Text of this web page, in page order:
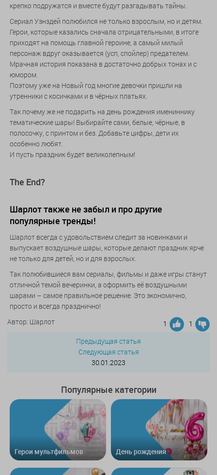
крепко подружатся и вместе будут разгадывать тайны.
Сериал Уэнздей полюбился не только взрослым, но и детям.
Герои, которые казались сначала отрицательными, в итоге
приходят на помощь главной героине, а самый милый
персонаж вдруг оказывается (усп, спойлер) предателем.
Мрачная история показана в достаточно добрых тонах и с
юмором.
Поэтому уже на Новый год многие девочки пришли на
утренники с косичками и в чёрных платьях.
Так почему же не подарить на день рождения имениннику
тематические шары! Выбирайте сами, белые, чёрные, в
полосочку, с принтом и без. Добавьте цифры, дети их
особенно любят.
И пусть праздник будет великолепным!
The End?
Шарлот также не забыл и про другие
популярные тренды!
Шарлот всегда с удовольствием следит за новинками и
выпускает воздушные шары, которые делают праздник ярче
не только для детей, но и для взрослых.
Так полюбившиеся вам сериалы, фильмы и даже игры станут
отличной темой вечеринки, а оформить её воздушными
шарами – самое правильное решение. Это экономично,
просто и всегда празднично!
Автор: Шарлот
1
1
Предыдущая статья
Следующая статья
30.01.2023
Популярные категории
Герои мультфильмов День рождения